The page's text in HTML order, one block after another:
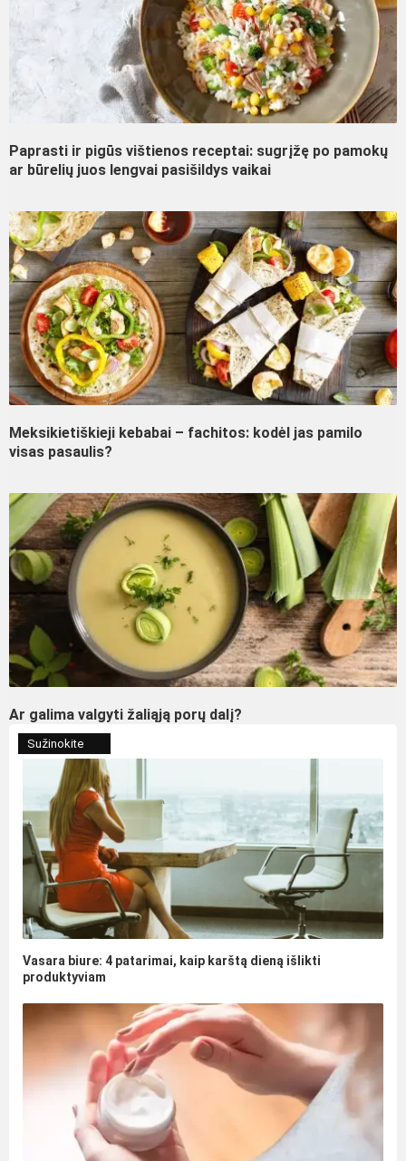
Paprasti ir pigūs vištienos receptai: sugrįžę po pamokų
ar būrelių juos lengvai pasišildys vaikai
Meksikietiškieji kebabai – fachitos: kodėl jas pamilo
visas pasaulis?
Ar galima valgyti žaliąją porų dalį?
Sužinokite
Vasara biure: 4 patarimai, kaip karštą dieną išlikti
produktyviam